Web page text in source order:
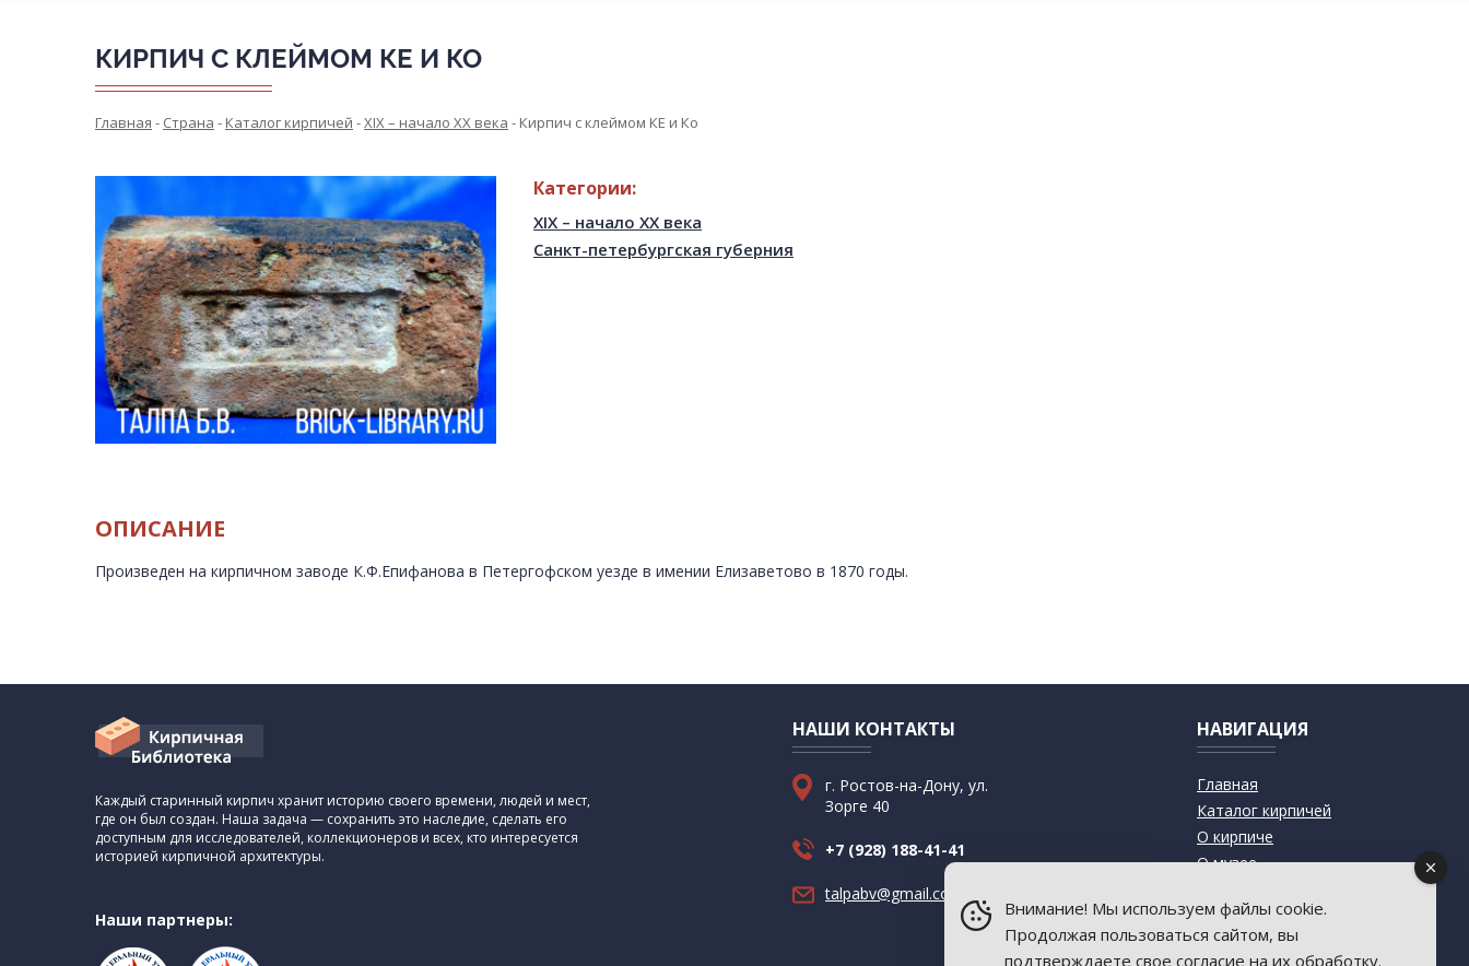
КИРПИЧ С КЛЕЙМОМ КЕ И КО
Главная - Страна - Каталог кирпичей -XIX – начало XX века - Кирпич с клеймом КЕ и Ко
Категории:
XIX – начало XX века
Санкт-петербургская губерния
ОПИСАНИЕ
Произведен на кирпичном заводе К.Ф.Епифанова в Петергофском уезде в имении Елизаветово в 1870 годы.
Каждый старинный кирпич хранит историю своего времени, людей и мест,
где он был создан. Наша задача — сохранить это наследие, сделать его
доступным для исследователей, коллекционеров и всех, кто интересуется
историей кирпичной архитектуры.
Наши партнеры:
НАШИ КОНТАКТЫ
г. Ростов-на-Дону, ул.
Зорге 40
+7 (928) 188-41-41
talpabv@gmail.com
НАВИГАЦИЯ
Главная
Каталог кирпичей
О кирпиче
О музее
Старинная архитектура
Пресса о музее
Внимание! Мы используем файлы cookie.
Продолжая пользоваться сайтом, вы
подтверждаете свое согласие на их обработку.